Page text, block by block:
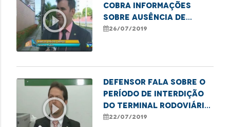
play_circle_outline
cobra informações
sobre ausência de
abrigos em paradas de
26/07/2019
play_circle_outline
Defensor fala sobre o
período de interdição
do Terminal Rodoviário
da capital
22/07/2019